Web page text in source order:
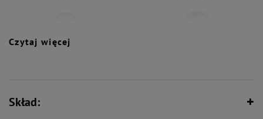
Bez syntetycznych aromatów,
Czytaj więcej
Skład: